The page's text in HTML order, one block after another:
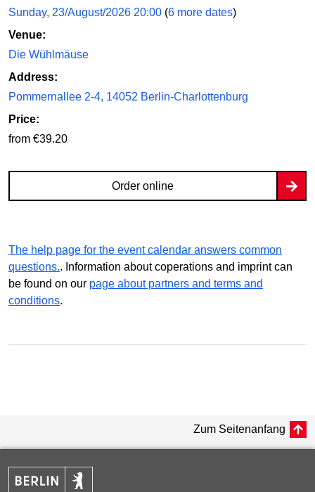
Sunday, 23/August/2026 20:00 (6 more dates)
Venue:
Die Wühlmäuse
Address:
Pommernallee 2-4, 14052 Berlin-Charlottenburg
Price:
from €39.20
Order online
The help page for the event calendar answers common
questions.. Information about coperations and imprint can
be found on our page about partners and terms and
conditions.
Zum Seitenanfang